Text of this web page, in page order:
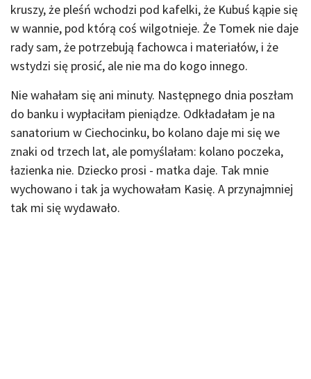
kruszy, że pleśń wchodzi pod kafelki, że Kubuś kąpie się
w wannie, pod którą coś wilgotnieje. Że Tomek nie daje
rady sam, że potrzebują fachowca i materiałów, i że
wstydzi się prosić, ale nie ma do kogo innego.
Nie wahałam się ani minuty. Następnego dnia poszłam
do banku i wypłaciłam pieniądze. Odkładałam je na
sanatorium w Ciechocinku, bo kolano daje mi się we
znaki od trzech lat, ale pomyślałam: kolano poczeka,
łazienka nie. Dziecko prosi - matka daje. Tak mnie
wychowano i tak ja wychowałam Kasię. A przynajmniej
tak mi się wydawało.